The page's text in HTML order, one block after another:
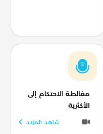
مغالطة الاحتكام إلى
الأكثرية
شاهد المزيد